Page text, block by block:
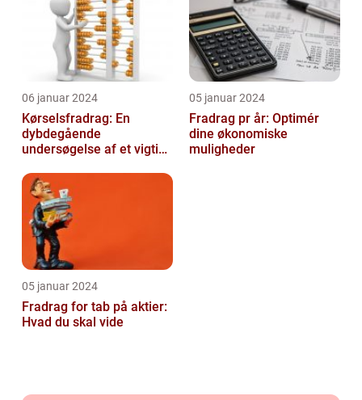
06 januar 2024
Kørselsfradrag: En
dybdegående
undersøgelse af et vigtigt
05 januar 2024
Fradrag pr år: Optimér
dine økonomiske
muligheder
05 januar 2024
Fradrag for tab på aktier:
Hvad du skal vide